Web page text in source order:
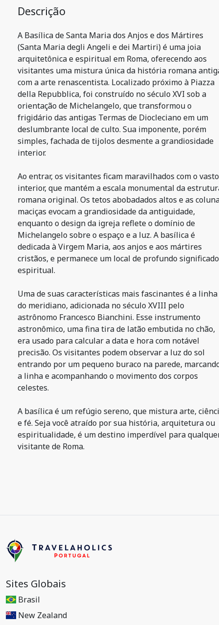
Descrição
A Basílica de Santa Maria dos Anjos e dos Mártires
(Santa Maria degli Angeli e dei Martiri) é uma joia
arquitetônica e espiritual em Roma, oferecendo aos
visitantes uma mistura única da história romana
com a arte renascentista. Localizado próximo à Piazza
della Repubblica, foi construído no século XVI sob a
orientação de Michelangelo, que transformou o
frigidário das antigas Termas de Diocleciano em um
deslumbrante local de culto. Sua imponente, porém
simples, fachada de tijolos desmente a grandiosidade
interior.
Ao entrar, os visitantes ficam maravilhados com o vasto
interior, que mantém a escala monumental da
romana original. Os tetos abobadados altos e as
maciças evocam a grandiosidade da antiguidade,
enquanto o design da igreja reflete o domínio de
Michelangelo sobre o espaço e a luz. A basílica é
dedicada à Virgem Maria, aos anjos e aos mártires
cristãos, e permanece um local de profundo significado
espiritual.
Uma de suas características mais fascinantes é a linha
do meridiano, adicionada no século XVIII pelo
astrônomo Francesco Bianchini. Esse instrumento
astronômico, uma fina tira de latão embutida no chão,
era usado para calcular a data e hora com notável
precisão. Os visitantes podem observar a luz do sol
entrando por um pequeno buraco na parede,
a linha e acompanhando o movimento dos corpos
celestes.
A basílica é um refúgio sereno, que mistura arte,
e fé. Seja você atraído por sua história, arquitetura ou
espiritualidade, é um destino imperdível para
visitante de Roma.
Sites Globais
Brasil
New Zealand